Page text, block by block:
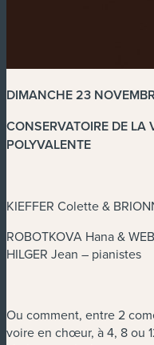
DIMANCHE 23
CONSERVATOIRE DE LA
POLYVALENTE
KIEFFER Colette &
ROBOTKOVA Hana &
HILGER Jean – pianistes
Ou comment, entre 2
voire en chœur, à 4, 8 ou